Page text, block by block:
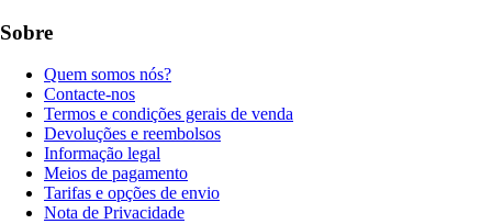
Sobre
Quem somos nós?
Contacte-nos
Termos e condições gerais de venda
Devoluções e reembolsos
Informação legal
Meios de pagamento
Tarifas e opções de envio
Nota de Privacidade